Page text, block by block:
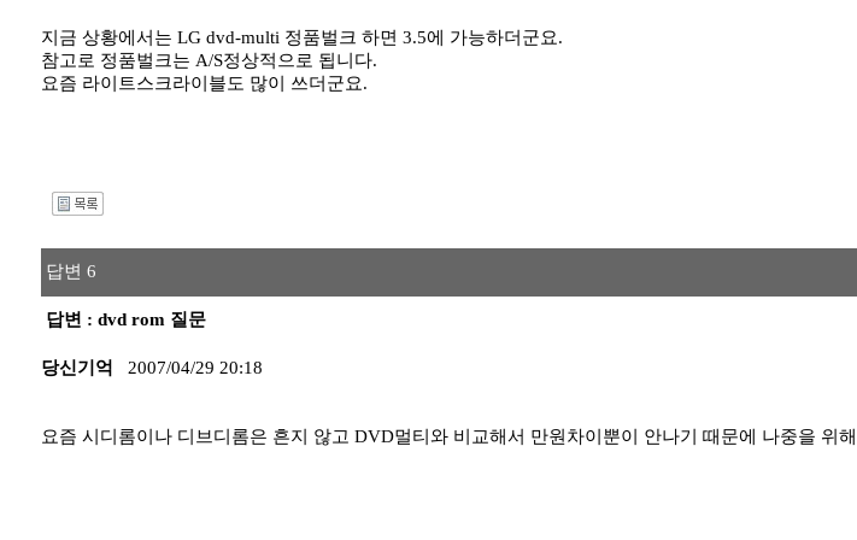
지금 상황에서는 LG dvd-multi 정품벌크 하면 3.5에 가능하더군요.
참고로 정품벌크는 A/S정상적으로 됩니다.
요즘 라이트스크라이블도 많이 쓰더군요.
답변 6
답변 : dvd rom 질문
당신기억 2007/04/29 20:18
요즘 시디롬이나 디브디롬은 흔지 않고 DVD멀티와 비교해서 만원차이뿐이 안나기 때문에 나중을 위